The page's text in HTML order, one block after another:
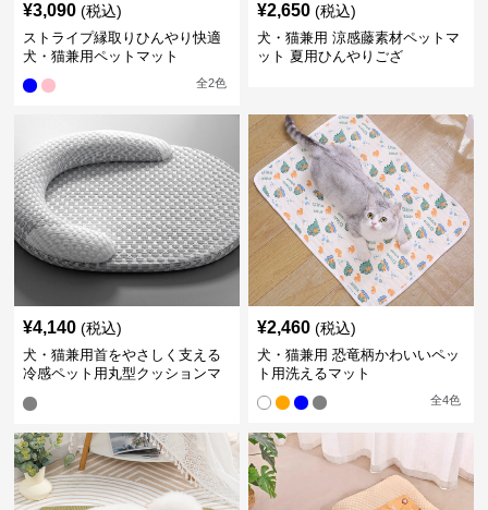
¥3,090 (税込)
ストライプ縁取りひんやり快適
犬・猫兼用ペットマット
全2色
¥2,650 (税込)
犬・猫兼用 涼感藤素材ペットマ
ット 夏用ひんやりござ
¥4,140 (税込)
犬・猫兼用首をやさしく支える
冷感ペット用丸型クッションマ
¥2,460 (税込)
犬・猫兼用 恐竜柄かわいいペッ
ト用洗えるマット
全4色